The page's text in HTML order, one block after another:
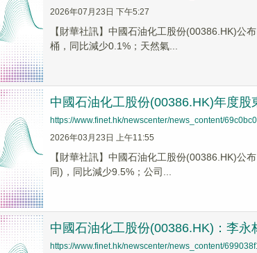
2026年07月23日 下午5:27
【財華社訊】中國石油化工股份(00386.HK)公
桶，同比減少0.1%；天然氣...
中國石油化工股份(00386.HK)年度
https://www.finet.hk/newscenter/news_content/
2026年03月23日 上午11:55
【財華社訊】中國石油化工股份(00386.HK)公
同)，同比減少9.5%；公司...
中國石油化工股份(00386.HK)：李永
https://www.finet.hk/newscenter/news_content/